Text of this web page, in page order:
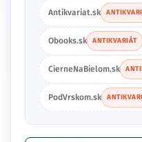
Antikvariat.sk
Obooks.sk ANTIKVARIÁT
CierneNaBielom.sk
PodVrskom.sk